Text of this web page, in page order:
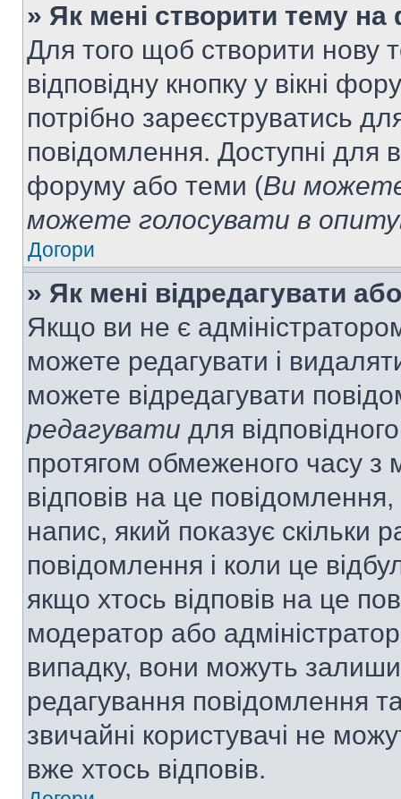
» Як мені створити тему на
Для того щоб створити нову
відповідну кнопку у вікні
потрібно зареєструватись
повідомлення. Доступні для
форуму або теми (Ви
можете голосувати в
Догори
» Як мені відредагувати
Якщо ви не є
можете редагувати і
можете відредагувати
редагувати для
протягом обмеженого часу
відповів на це
напис, який показує скільки
повідомлення і коли це
якщо хтось відповів на це
модератор або
випадку, вони можуть
редагування повідомлення
звичайні користувачі не
вже хтось відповів.